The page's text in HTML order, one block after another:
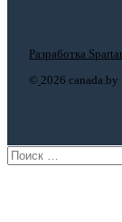
© 2026 canada.by
Разработка
Поиск: